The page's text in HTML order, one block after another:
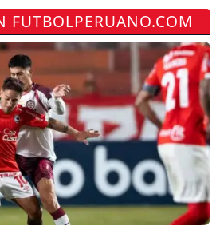
FUTBOLPERUANO.COM